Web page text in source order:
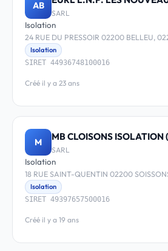
AB
SARL
Isolation
24 RUE DU PRESSOIR 02200 BELLEU,
Isolation
SIRET 44936748100016
Créé il y a 23 ans
M MB CLOISONS ISOLATION
SARL
Isolation
18 RUE SAINT-QUENTIN 02200
Isolation
SIRET 49397657500016
Créé il y a 19 ans